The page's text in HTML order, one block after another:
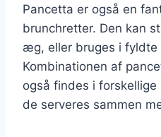
Pancetta er også en
brunchretter. Den kan
æg, eller bruges i fyldte
Kombinationen af
også findes i
de serveres sammen